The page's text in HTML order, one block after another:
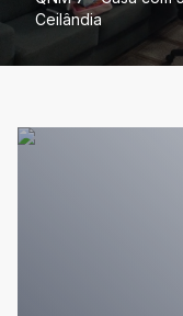
Ceilândia